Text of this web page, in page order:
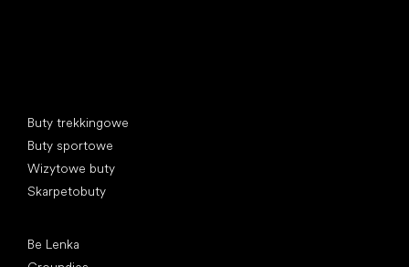
Buty trekkingowe
Buty sportowe
Wizytowe buty
Skarpetobuty
Be Lenka